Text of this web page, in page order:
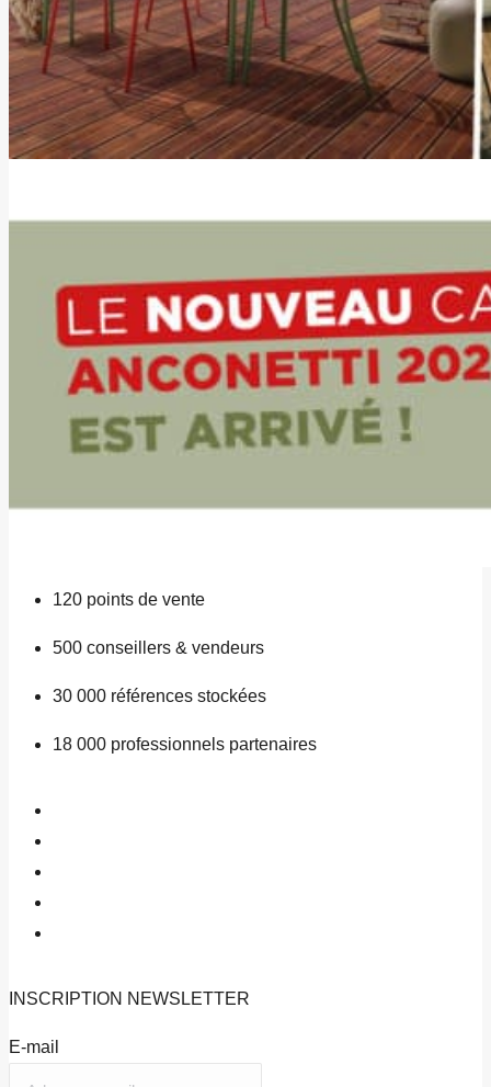
120 points de vente
500 conseillers & vendeurs
30 000 références stockées
18 000 professionnels partenaires
INSCRIPTION NEWSLETTER
E-mail